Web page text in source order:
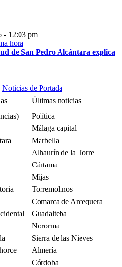
- 12:03 pm
de San Pedro Alcántara explica
Noticias de Portada
Últimas noticias
Política
Málaga capital
Marbella
Alhaurín de la Torre
Cártama
Mijas
Torremolinos
Comarca de Antequera
Guadalteba
Nororma
Sierra de las Nieves
Almería
Córdoba